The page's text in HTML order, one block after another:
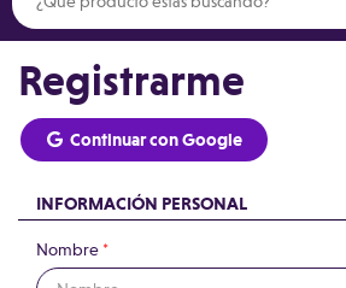
Registrarme
Continuar con Google
INFORMACIÓN PERSONAL
Nombre *